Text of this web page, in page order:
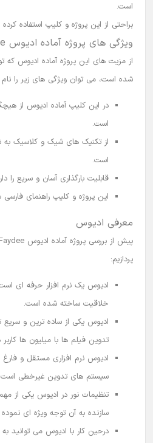
است.
براحتی از این پروژه و کلیپ استفاده
ویژگی های پروژه آماده ادیوس Faydee
از مزیت های این پروژه آماده ادیوس که
شده است، می توان ویژگی های زیر را نام
در این کلیپ آماده ادیوس از
است.
از تکنیک های شیک و کلاسیک به
است.
قابلیت بارگذاری آسان و سریع را
این پروژه و کلیپ راهنمای فارسی
معرفی ادیوس
پیش از بررسی پروژه آماده ادیوس
پردازیم:
ادیوس یک نرم افزار حرفه ای
خلاقیت ساخته شده است.
ادیوس یکی از ساده ترین و
تدوین فیلم ها با میلیون ها
ادیوس نرم افزاری مستقل و
سیستم های تدوین غیرخطی است.
تنظیمات نور در ادیوس یکی از
سازنده به آن توجه ویژه ای
درحین کار با ادیوس می توانید